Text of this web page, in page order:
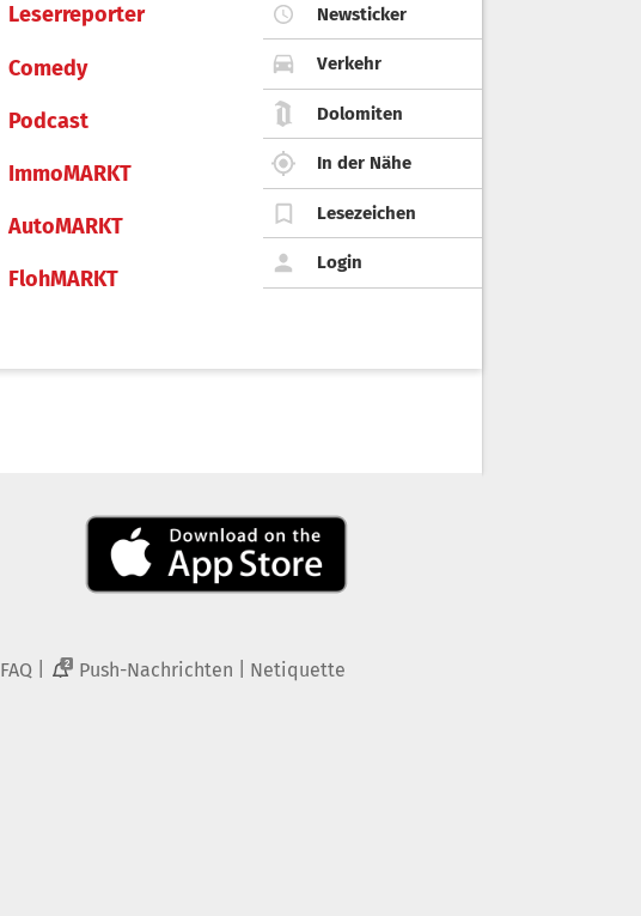
Leserreporter
Comedy
Podcast
ImmoMARKT
AutoMARKT
FlohMARKT
Newsticker
Verkehr
Dolomiten
In der Nähe
Lesezeichen
Login
FAQ 2 Push-Nachrichten Netiquette